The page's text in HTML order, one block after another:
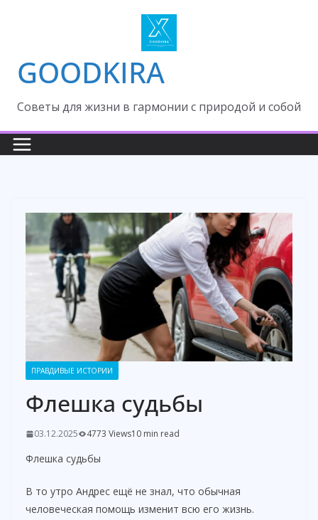
GOODKIRA
Cоветы для жизни в гармонии с природой и собой
ПРАВДИВЫЕ ИСТОРИИ
Флешка судьбы
03.12.2025 4773 Views10 min read
Флешка судьбы
В то утро Андрес ещё не знал, что обычная
человеческая помощь изменит всю его жизнь.